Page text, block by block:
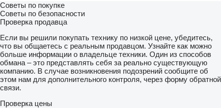
Советы по покупке
Советы по безопасности
Проверка продавца
Если вы решили покупать технику по низкой цене, убедитесь,
что вы общаетесь с реальным продавцом. Узнайте как можно
больше информации о владельце техники. Один из способов
обмана – это представлять себя за реально существующую
компанию. В случае возникновения подозрений сообщите об
этом нам для дополнительного контроля, через форму обратной
связи.
Проверка цены